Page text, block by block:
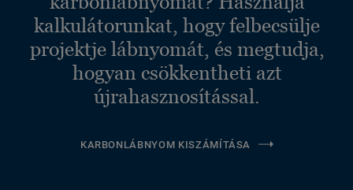
kalkulátorunkat, hogy felbecsülje
projektje lábnyomát, és megtudja,
hogyan csökkentheti azt
újrahasznosítással.
KARBONLÁBNYOM KISZÁMÍTÁSA